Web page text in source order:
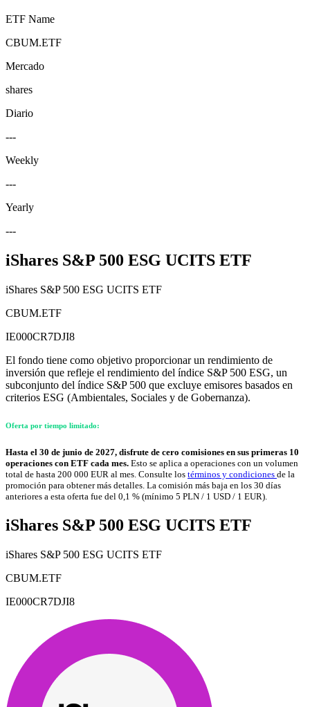
ETF Name
CBUM.ETF
Mercado
shares
Diario
---
Weekly
---
Yearly
---
iShares S&P 500 ESG UCITS ETF
iShares S&P 500 ESG UCITS ETF
CBUM.ETF
IE000CR7DJI8
El fondo tiene como objetivo proporcionar un rendimiento de
inversión que refleje el rendimiento del índice S&P 500 ESG, un
subconjunto del índice S&P 500 que excluye emisores basados en
criterios ESG (Ambientales, Sociales y de Gobernanza).
Oferta por tiempo limitado:
Hasta el 30 de junio de 2027, disfrute de cero comisiones en sus primeras 10
operaciones con ETF cada mes. Esto se aplica a operaciones con un volumen
total de hasta 200 000 EUR al mes. Consulte los términos y condiciones de la
promoción para obtener más detalles. La comisión más baja en los 30 días
anteriores a esta oferta fue del 0,1 % (mínimo 5 PLN / 1 USD / 1 EUR).
iShares S&P 500 ESG UCITS ETF
iShares S&P 500 ESG UCITS ETF
CBUM.ETF
IE000CR7DJI8